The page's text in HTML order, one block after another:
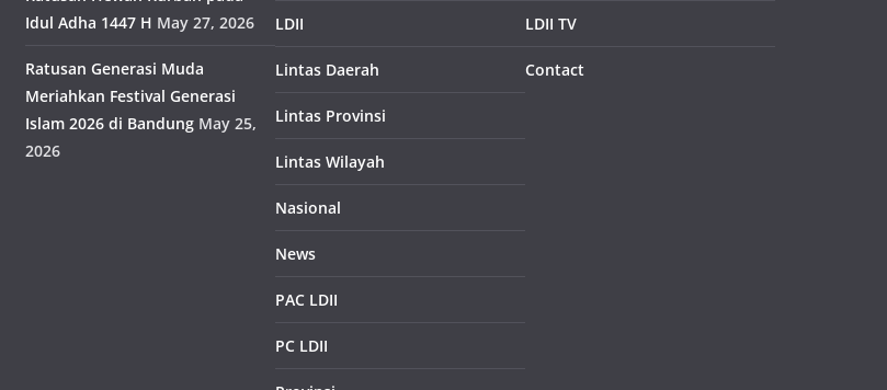
Idul Adha 1447 H May 27, 2026
Ratusan Generasi Muda
Meriahkan Festival Generasi
Islam 2026 di Bandung May 25,
2026
LDII
Lintas Daerah
Lintas Provinsi
Lintas Wilayah
Nasional
News
PAC LDII
PC LDII
LDII TV
Contact